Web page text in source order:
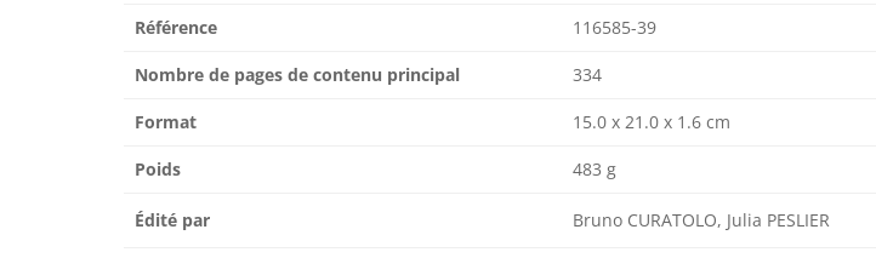
Référence 116585-39
Nombre de pages de contenu principal 334
Format 15.0 x 21.0 x 1.6 cm
Poids 483 g
Édité par Bruno CURATOLO, Julia PESLIER